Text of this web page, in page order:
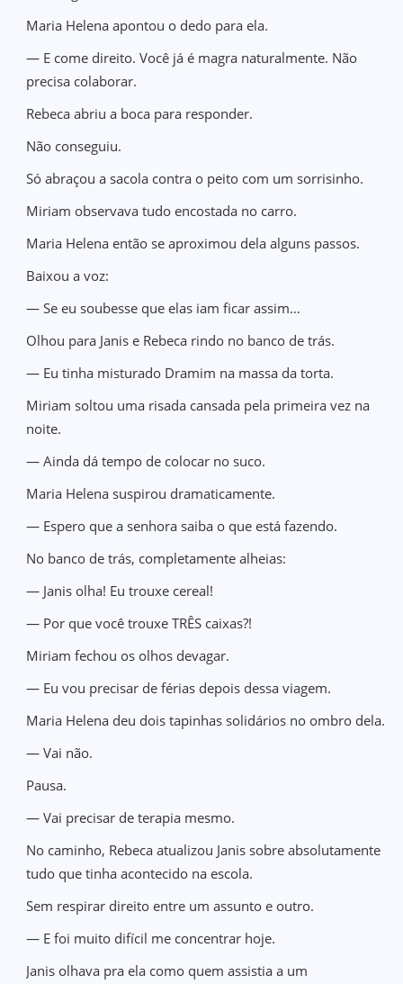
Maria Helena apontou o dedo para ela.
— E come direito. Você já é magra naturalmente. Não
precisa colaborar.
Rebeca abriu a boca para responder.
Não conseguiu.
Só abraçou a sacola contra o peito com um sorrisinho.
Miriam observava tudo encostada no carro.
Maria Helena então se aproximou dela alguns passos.
Baixou a voz:
— Se eu soubesse que elas iam ficar assim…
Olhou para Janis e Rebeca rindo no banco de trás.
— Eu tinha misturado Dramim na massa da torta.
Miriam soltou uma risada cansada pela primeira vez na
noite.
— Ainda dá tempo de colocar no suco.
Maria Helena suspirou dramaticamente.
— Espero que a senhora saiba o que está fazendo.
No banco de trás, completamente alheias:
— Janis olha! Eu trouxe cereal!
— Por que você trouxe TRÊS caixas?!
Miriam fechou os olhos devagar.
— Eu vou precisar de férias depois dessa viagem.
Maria Helena deu dois tapinhas solidários no ombro dela.
— Vai não.
Pausa.
— Vai precisar de terapia mesmo.
No caminho, Rebeca atualizou Janis sobre absolutamente
tudo que tinha acontecido na escola.
Sem respirar direito entre um assunto e outro.
— E foi muito difícil me concentrar hoje.
Janis olhava pra ela como quem assistia a um